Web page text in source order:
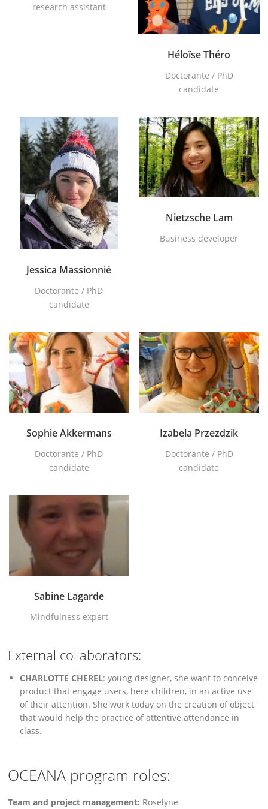
research assistant
Héloïse Théro
Doctorante / PhD
candidate
Jessica Massionnié
Doctorante / PhD
candidate
Nietzsche Lam
Business developer
Sophie Akkermans
Doctorante / PhD
candidate
Izabela Przezdzik
Doctorante / PhD
candidate
Sabine Lagarde
Mindfulness expert
External collaborators:
CHARLOTTE CHEREL: young designer, she want to conceive
product that engage users, here children, in an active use
of their attention. She work today on the creation of object
that would help the practice of attentive attendance in
class.
OCEANA program roles:
Team and project management: Roselyne